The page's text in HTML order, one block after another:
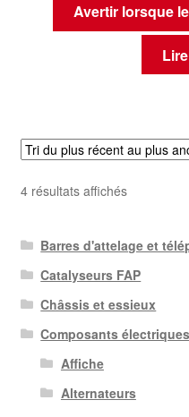
Avertir lorsque
4 résultats affichésTrié
récent
au
plus
ancien
Barres d'attelage et
Catalyseurs FAP
Châssis et essieux
Composants électriques
Affiche
Alternateurs